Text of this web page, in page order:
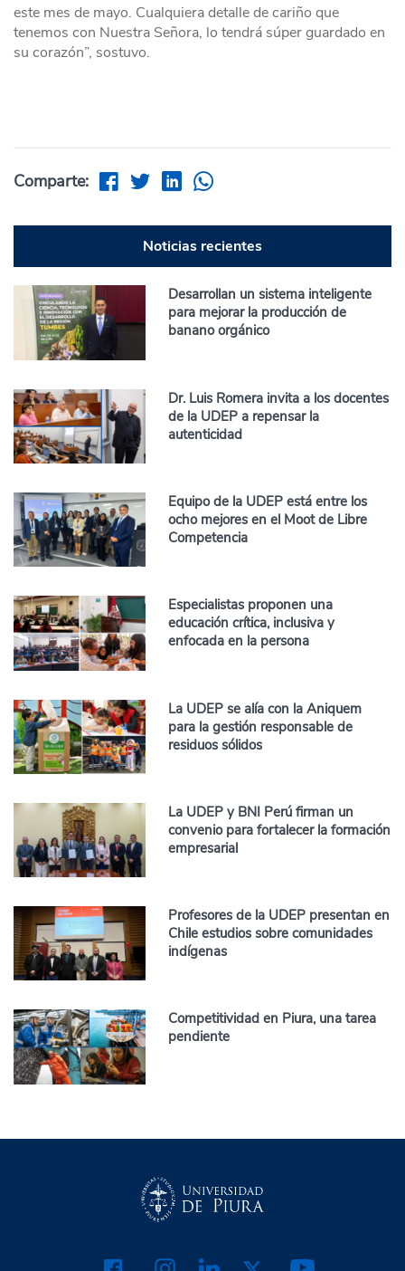
este mes de mayo. Cualquiera detalle de cariño que
tenemos con Nuestra Señora, lo tendrá súper guardado en
su corazón”, sostuvo.
Comparte:
Noticias recientes
Desarrollan un sistema inteligente
para mejorar la producción de
banano orgánico
Dr. Luis Romera invita a los docentes
de la UDEP a repensar la
autenticidad
Equipo de la UDEP está entre los
ocho mejores en el Moot de Libre
Competencia
Especialistas proponen una
educación crítica, inclusiva y
enfocada en la persona
La UDEP se alía con la Aniquem
para la gestión responsable de
residuos sólidos
La UDEP y BNI Perú firman un
convenio para fortalecer la formación
empresarial
Profesores de la UDEP presentan en
Chile estudios sobre comunidades
indígenas
Competitividad en Piura, una tarea
pendiente